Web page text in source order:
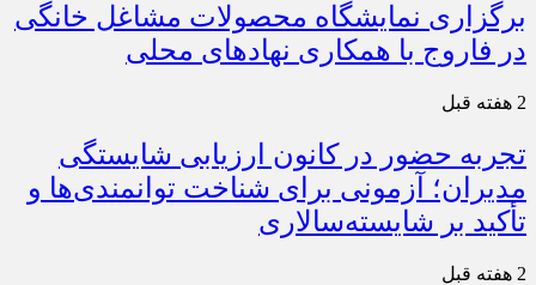
برگزاری نمایشگاه محصولات مشاغل خانگی
در فاروج با همکاری نهادهای محلی
2 هفته قبل
تجربه حضور در کانون ارزیابی شایستگی
مدیران؛ آزمونی برای شناخت توانمندی‌ها و
تأکید بر شایسته‌سالاری
2 هفته قبل